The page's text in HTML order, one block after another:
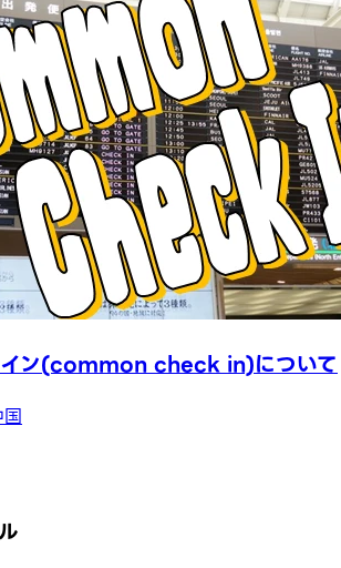
イン(common check in)について